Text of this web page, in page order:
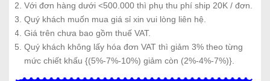
Với đơn hàng dưới <500.000 thì phụ thu phí ship 20K / đơn.
Quý khách muốn mua giá sỉ xin vui lòng liên hệ.
Giá trên chưa bao gồm thuế VAT.
Quý khách không lấy hóa đơn VAT thì giảm 3% theo từng
mức chiết khấu {(5%-7%-10%) giảm còn (2%-4%-7%)}.